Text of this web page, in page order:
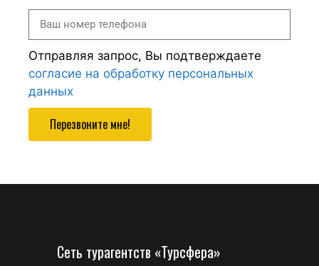
Отправляя запрос, Вы подтверждаете
согласие на обработку персональных
данных
Перезвоните мне!
Сеть турагентств «Турсфера»